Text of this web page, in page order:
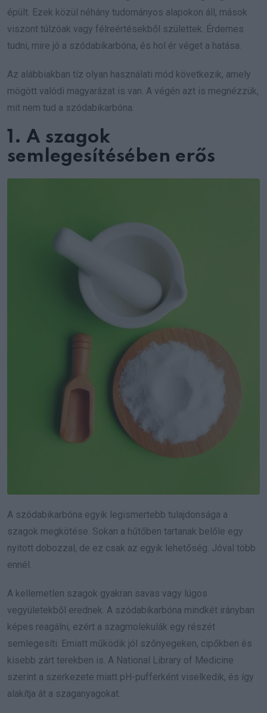
épült. Ezek közül néhány tudományos alapokon áll, mások
viszont túlzóak vagy félreértésekből születtek. Érdemes
tudni, mire jó a szódabikarbóna, és hol ér véget a hatása.
Az alábbiakban tíz olyan használati mód következik, amely
mögött valódi magyarázat is van. A végén azt is megnézzük,
mit nem tud a szódabikarbóna.
1. A szagok
semlegesítésében erős
A szódabikarbóna egyik legismertebb tulajdonsága a
szagok megkötése. Sokan a hűtőben tartanak belőle egy
nyitott dobozzal, de ez csak az egyik lehetőség. Jóval több
ennél.
A kellemetlen szagok gyakran savas vagy lúgos
vegyületekből erednek. A szódabikarbóna mindkét irányban
képes reagálni, ezért a szagmolekulák egy részét
semlegesíti. Emiatt működik jól szőnyegeken, cipőkben és
kisebb zárt terekben is. A National Library of Medicine
szerint a szerkezete miatt pH-pufferként viselkedik, és így
alakítja át a szaganyagokat.